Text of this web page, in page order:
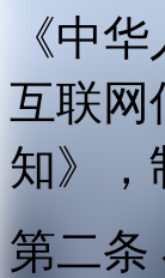
《中
互联网
知》，
第二条